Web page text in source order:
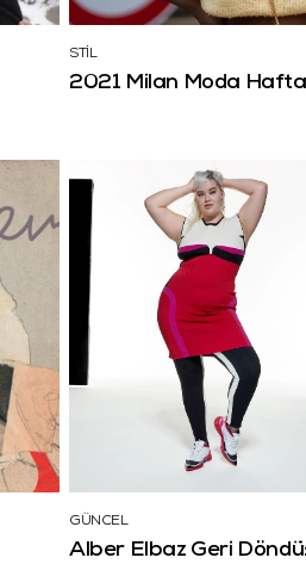
STİL
2021 Milan Moda
GÜNCEL
Alber Elbaz Geri